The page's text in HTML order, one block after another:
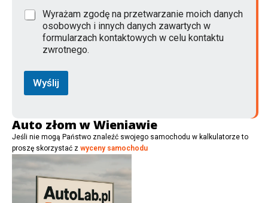
Wyrażam zgodę na przetwarzanie moich danych
osobowych i innych danych zawartych w
formularzach kontaktowych w celu kontaktu
zwrotnego.
Wyślij
Auto złom w Wieniawie
Jeśli nie mogą Państwo znaleźć swojego samochodu w kalkulatorze to
proszę skorzystać z wyceny samochodu